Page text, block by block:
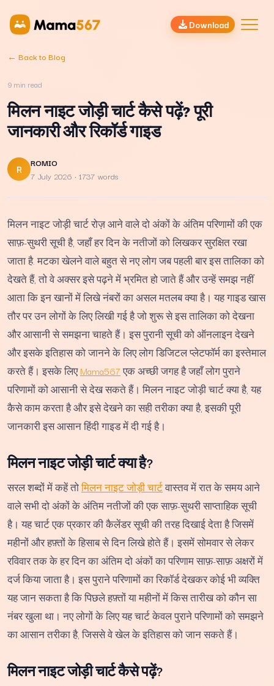
Download
← Back to Blog
9 min read
मिलन नाइट जोड़ी चार्ट कैसे पढ़ें? पूरी
जानकारी और रिकॉर्ड गाइड
R
ROMIO
7 July 2026 · 1737 words
मिलन नाइट जोड़ी चार्ट रोज़ आने वाले दो अंकों के अंतिम परिणामों की एक
साफ़-सुथरी सूची है, जहाँ हर दिन के नतीजों को लिखकर सुरक्षित रखा
जाता है. मटका खेलने वाले बहुत से नए लोग जब पहली बार इस तालिका को
देखते हैं, तो वे अक्सर इसे पढ़ने में भ्रमित हो जाते हैं और उन्हें समझ नहीं
आता कि इन खानों में लिखे नंबरों का असल मतलब क्या है। यह गाइड खास
तौर पर उन लोगों के लिए लिखी गई है जो शुरू से इस तालिका को देखना
और आसानी से समझना चाहते हैं। इस पुरानी सूची को ऑनलाइन देखने
और इसके इतिहास को जानने के लिए लोग डिजिटल प्लेटफॉर्म का इस्तेमाल
करते हैं। इसके लिएMama567एक अच्छी जगह है जहाँ लोग पुराने
परिणामों को आसानी से देख सकते हैं। मिलन नाइट जोड़ी चार्ट क्या है, यह
कैसे काम करता है और इसे देखने का सही तरीका क्या है, इसकी पूरी
जानकारी इस आसान हिंदी गाइड में दी गई है।
मिलन नाइट जोड़ी चार्ट क्या है?
सरल शब्दों में कहें तोमिलन नाइट जोड़ी चार्टवास्तव में रात के समय आने
वाले सभी दो अंकों के अंतिम नतीजों की एक साफ़-सुथरी साप्ताहिक सूची
है। यह चार्ट एक प्रकार की कैलेंडर सूची की तरह दिखाई देता है जिसमें
महीनों और हफ़्तों के हिसाब से दिन लिखे होते हैं। इसमें सोमवार से लेकर
रविवार तक के हर दिन का अंतिम दो अंकों का परिणाम साफ़-साफ़ अक्षरों में
दर्ज किया जाता है। इस पुराने परिणामों का रिकॉर्ड देखकर कोई भी व्यक्ति
यह जान सकता है कि पिछले हफ़्तों या महीनों में किस तारीख को कौन सा
नंबर खुला था। नए लोगों के लिए यह चार्ट केवल पुराने परिणामों को समझने
का आसान तरीका है, जिससे वे खेल के इतिहास को जान सकते हैं।
मिलन नाइट जोड़ी चार्ट कैसे पढ़ें?